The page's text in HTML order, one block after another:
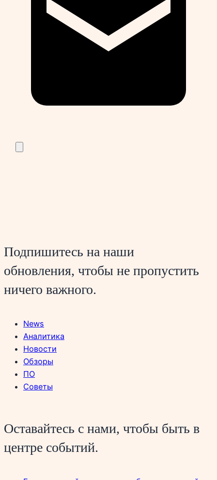
Подпишитесь на наши
обновления, чтобы не пропустить
ничего важного.
News
Аналитика
Новости
Обзоры
ПО
Советы
Оставайтесь с нами, чтобы быть в
центре событий.